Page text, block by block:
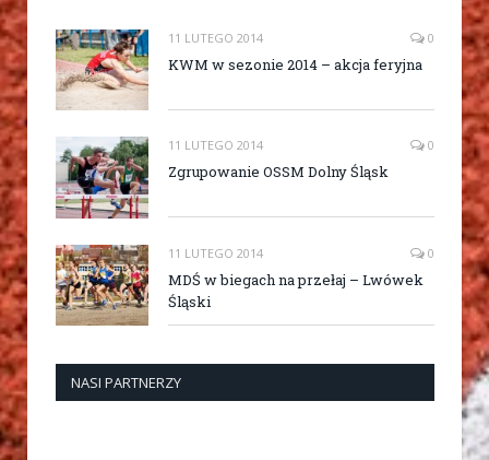
11 LUTEGO 2014 0
KWM w sezonie 2014 – akcja feryjna
11 LUTEGO 2014 0
Zgrupowanie OSSM Dolny Śląsk
11 LUTEGO 2014 0
MDŚ w biegach na przełaj – Lwówek
Śląski
NASI PARTNERZY